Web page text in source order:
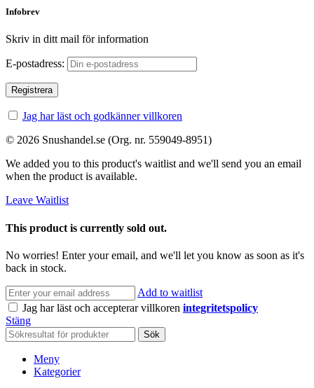
Infobrev
Skriv in ditt mail för information
E-postadress:
Jag har läst och godkänner villkoren
© 2026 Snushandel.se (Org. nr. 559049-8951)
We added you to this product's waitlist and we'll send you an email
when the product is available.
Leave Waitlist
This product is currently sold out.
No worries! Enter your email, and we'll let you know as soon as it's
back in stock.
Add to waitlist
Jag har läst och accepterar villkoren integritetspolicy
Stäng
Sök
Meny
Kategorier